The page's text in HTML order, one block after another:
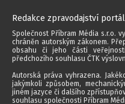
Redakce zpravodajství
Společnost Příbram Média s.r.o.
chráněn autorským zákonem.
obsahu či jeho části
předchozího souhlasu ČTK
Autorská práva vyhrazena.
jakýmkoli způsobem,
jiném jazyce či dalšího
souhlasu společnosti Příbram